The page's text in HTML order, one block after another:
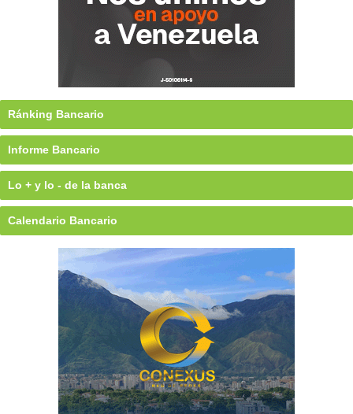
Ránking Bancario
Informe Bancario
Lo + y lo - de la banca
Calendario Bancario